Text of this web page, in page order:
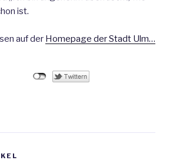
ist.
auf der Homepage der Stadt Ulm…